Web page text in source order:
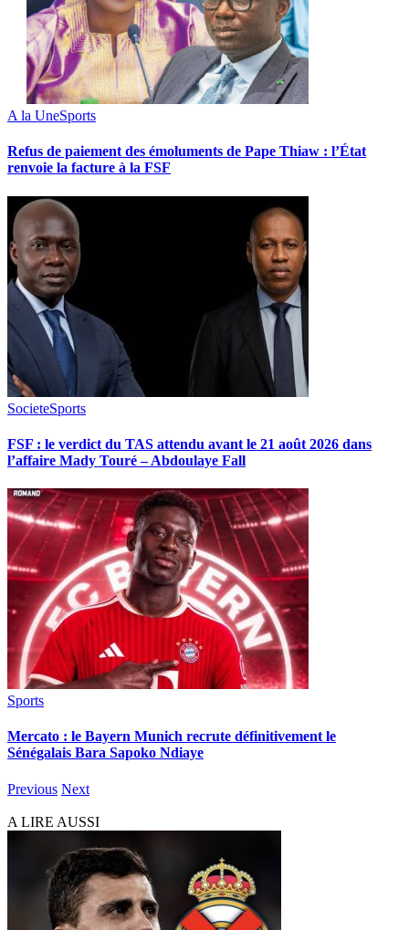
A la UneSports
Refus de paiement des émoluments de Pape Thiaw : l’État
renvoie la facture à la FSF
SocieteSports
FSF : le verdict du TAS attendu avant le 21 août 2026 dans
l’affaire Mady Touré – Abdoulaye Fall
Sports
Mercato : le Bayern Munich recrute définitivement le
Sénégalais Bara Sapoko Ndiaye
Previous Next
A LIRE AUSSI